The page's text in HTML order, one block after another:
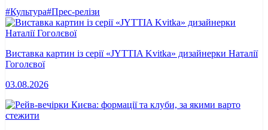
#Культура#Прес-релізи
Виставка картин із серії «JYTTIA Kvitka» дизайнерки Наталії
Гоголєвої
03.08.2026